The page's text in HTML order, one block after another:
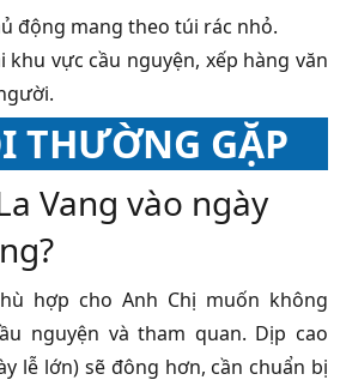
động mang theo túi rác nhỏ.
vực cầu nguyện, xếp hàng văn
THƯỜNG GẶP
Vang vào ngày
hợp cho Anh Chị muốn không
nguyện và tham quan. Dịp cao
lễ lớn) sẽ đông hơn, cần chuẩn bị